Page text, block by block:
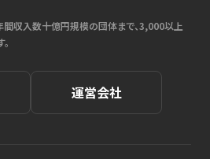
収入数十億円規模の団体まで、3,000以上
運営会社